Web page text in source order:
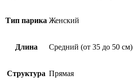
Тип парика Женский
Длина Средний (от 35 до 50 см)
Структура Прямая